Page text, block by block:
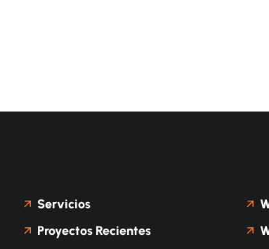
Servicios
Proyectos Recientes